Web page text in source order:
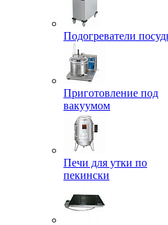
Подогреватели
Приготовление под
вакуумом
Печи для утки по
пекински